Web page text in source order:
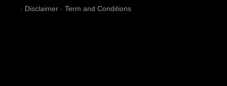
- Disclaimer - Term and Conditions